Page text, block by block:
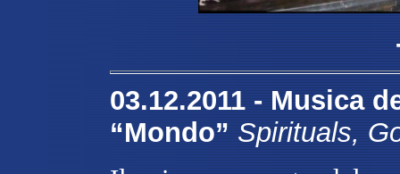
03.12.2011 - Musica
“Mondo” Spirituals,